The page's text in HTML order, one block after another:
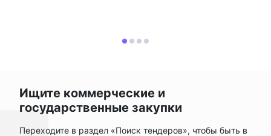
Ищите коммерческие и
государственные закупки
Переходите в раздел «Поиск тендеров», чтобы быть в